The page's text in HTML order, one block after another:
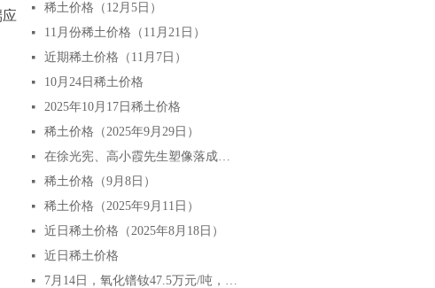
넷 稀土价格（12月5日）
넷 11月份稀土价格（11月21日）
넷 近期稀土价格（11月7日）
넷 10月24日稀土价格
넷 2025年10月17日稀土价格
넷 稀土价格（2025年9月29日）
넷 在徐光宪、高小霞先生塑像落成仪式上的致辞
넷 稀土价格（9月8日）
넷 稀土价格（2025年9月11日）
넷 近日稀土价格（2025年8月18日）
넷 近日稀土价格
넷 7月14日，氧化镨钕47.5万元/吨，较月初涨6.7%，较年初涨18.75%。